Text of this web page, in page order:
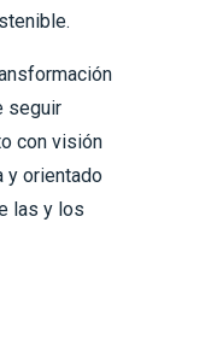
seguir
con visión
y orientado
las y los